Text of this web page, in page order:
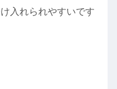
入れられやすいです